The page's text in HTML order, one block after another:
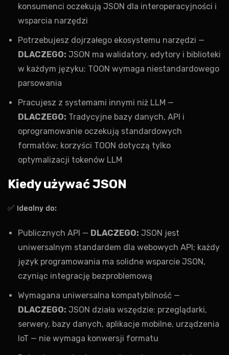
konsumenci oczekują JSON dla interoperacyjności i
wsparcia narzędzi
Potrzebujesz dojrzałego ekosystemu narzędzi —
DLACZEGO: JSON ma walidatory, edytory i biblioteki
w każdym języku; TOON wymaga niestandardowego
parsowania
Pracujesz z systemami innymi niż LLM —
DLACZEGO: Tradycyjne bazy danych, API i
oprogramowanie oczekują standardowych
formatów; korzyści TOON dotyczą tylko
optymalizacji tokenów LLM
Kiedy używać JSON
✅ Idealny do:
Publicznych API — DLACZEGO: JSON jest
uniwersalnym standardem dla webowych API; każdy
język programowania ma solidne wsparcie JSON,
czyniąc integrację bezproblemową
Wymagana uniwersalna kompatybilność —
DLACZEGO: JSON działa wszędzie: przeglądarki,
serwery, bazy danych, aplikacje mobilne, urządzenia
IoT — nie wymaga konwersji formatu